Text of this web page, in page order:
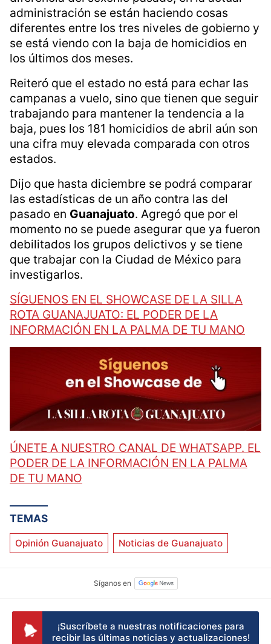
administración se están haciendo cosas
diferentes entre los tres niveles de gobierno y
se está viendo con la baja de homicidios en
los últimos dos meses.
Reiteró que el estado no está para echar las
campanas a vuelo, sino que tienen que seguir
trabajando para mantener la tendencia a la
baja, pues los 181 homicidios de abril aún son
una cifra muy elevada comparada con otros
estados.
Dijo que hasta diciembre se podrá comparar
las estadísticas de un año contra las del
pasado en Guanajuato. Agregó que por el
momento no se puede asegurar que ya fueron
debilitados los grupos delictivos y se tiene
que trabajar con la Ciudad de México para
investigarlos.
SÍGUENOS EN EL SHOWCASE DE LA SILLA
ROTA GUANAJUATO: EL PODER DE LA
INFORMACIÓN EN LA PALMA DE TU MANO
ÚNETE A NUESTRO CANAL DE WHATSAPP. EL
PODER DE LA INFORMACIÓN EN LA PALMA
DE TU MANO
TEMAS
Opinión Guanajuato Noticias de Guanajuato
¡Suscríbete a nuestras notificaciones para
recibir las últimas noticias y actualizaciones!